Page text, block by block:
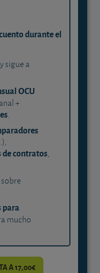
durante el
y sigue a
OCU
+
.
de contratos,
sobre
para
mucho
A 17,00€